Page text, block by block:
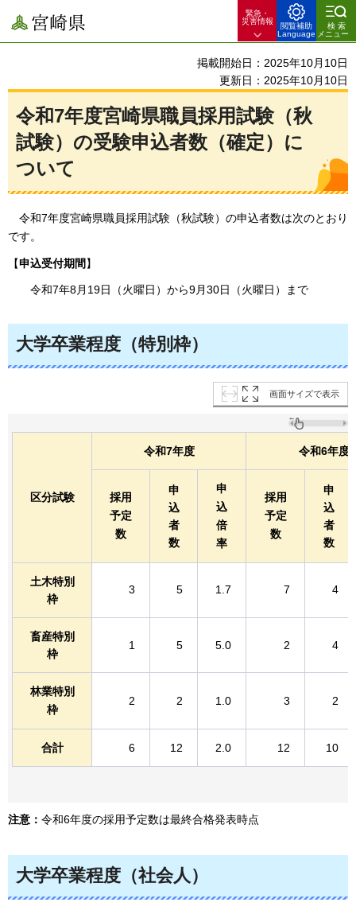
宮崎県
緊急・
災害情報
閲覧補助
Language
検索
メニュー
掲載開始日：2025年10月10日
更新日：2025年10月10日
令和7年度宮崎県職員採用試験（秋
試験）の受験申込者数（確定）に
ついて
令和7年度宮崎県職員採用試験（秋試験）の申込者数は次のとおり
です。
【申込受付期間 】
令和7年8月19日（火曜日）から9月30日（火曜日）まで
大学卒業程度（特別枠）
画面サイズで表示
区分試験
令和7年度 令和6年度
採用
予定
数
申
込
者
数
申
込
倍
率
採用
予定
数
申
込
者
数
土木特別
枠
3 5 1.7 7 4
畜産特別
枠
1 5 5.0 2 4
林業特別
枠
2 2 1.0 3 2
合計 6 12 2.0 12 10
注意： 令和6年度の採用予定数は最終合格発表時点
大学卒業程度（社会人）